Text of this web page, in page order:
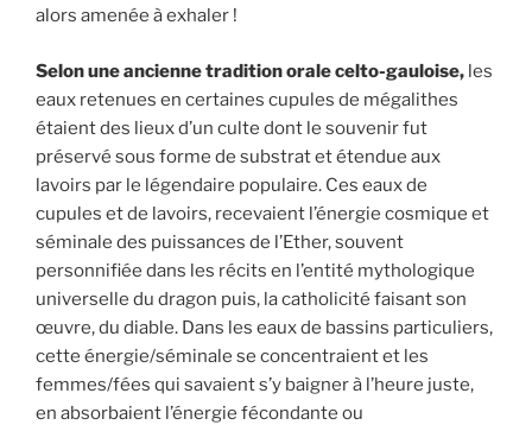
alors amenée à exhaler !
Selon une ancienne tradition orale celto-gauloise, les
eaux retenues en certaines cupules de mégalithes
étaient des lieux d’un culte dont le souvenir fut
préservé sous forme de substrat et étendue aux
lavoirs par le légendaire populaire. Ces eaux de
cupules et de lavoirs, recevaient l’énergie cosmique et
séminale des puissances de l’Ether, souvent
personnifiée dans les récits en l’entité mythologique
universelle du dragon puis, la catholicité faisant son
œuvre, du diable. Dans les eaux de bassins particuliers,
cette énergie/séminale se concentraient et les
femmes/fées qui savaient s’y baigner à l’heure juste,
en absorbaient l’énergie fécondante ou